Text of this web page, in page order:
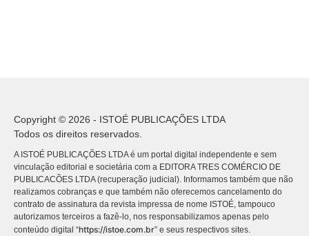
Copyright © 2026 - ISTOÉ PUBLICAÇÕES LTDA
Todos os direitos reservados.
A ISTOÉ PUBLICAÇÕES LTDA é um portal digital independente e sem
vinculação editorial e societária com a EDITORA TRES COMÉRCIO DE
PUBLICACÕES LTDA (recuperação judicial). Informamos também que não
realizamos cobranças e que também não oferecemos cancelamento do
contrato de assinatura da revista impressa de nome ISTOÉ, tampouco
autorizamos terceiros a fazê-lo, nos responsabilizamos apenas pelo
conteúdo digital “https://istoe.com.br” e seus respectivos sites.